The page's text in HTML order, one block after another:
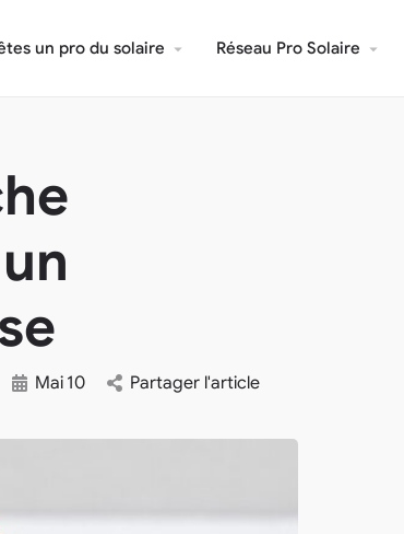
un pro du solaire Réseau Pro Solaire
Mai 10 Partager l'article